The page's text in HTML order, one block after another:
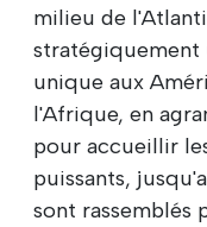
milieu de
stratégiquement
unique aux
l'Afrique, en
pour accueillir
puissants,
sont rassemblés